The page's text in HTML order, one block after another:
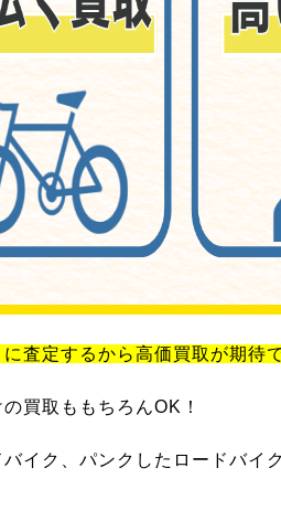
査定するから高価買取が期待
買取ももちろんOK！
イク、パンクしたロードバイ